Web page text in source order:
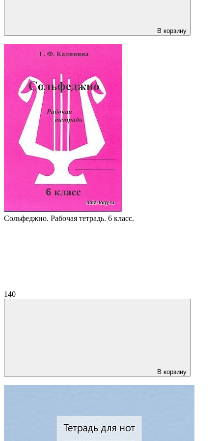
В корзину
Сольфеджио. Рабочая тетрадь. 6 класс.
140
В корзину